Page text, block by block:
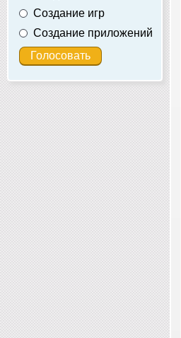
Создание игр
Создание приложений